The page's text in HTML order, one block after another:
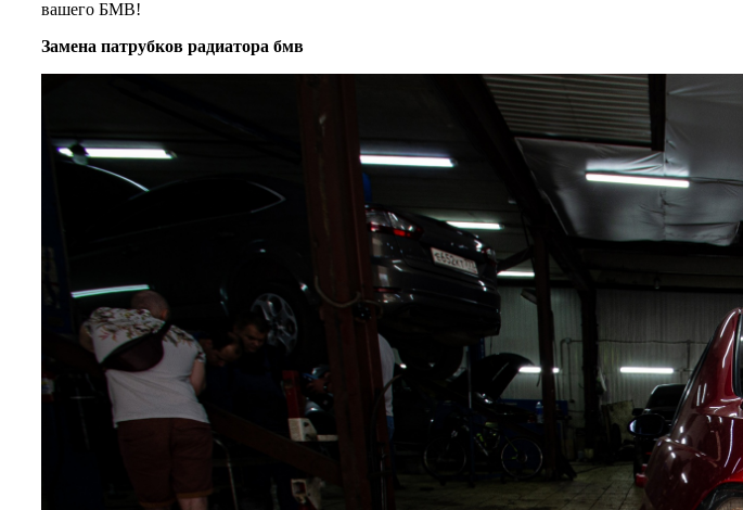
вашего БМВ!
Замена патрубков радиатора бмв